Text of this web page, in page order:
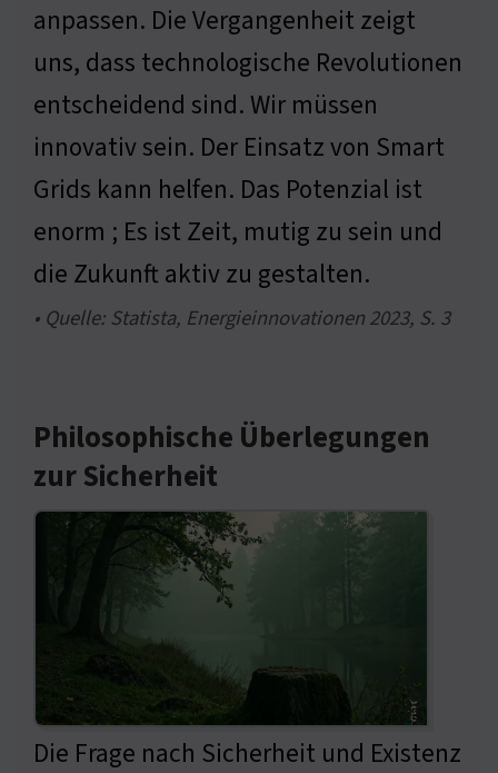
anpassen. Die Vergangenheit zeigt
uns, dass technologische Revolutionen
entscheidend sind. Wir müssen
innovativ sein. Der Einsatz von Smart
Grids kann helfen. Das Potenzial ist
enorm ; Es ist Zeit, mutig zu sein und
die Zukunft aktiv zu gestalten.
• Quelle: Statista, Energieinnovationen 2023, S. 3
Philosophische Überlegungen
zur Sicherheit
Die Frage nach Sicherheit und Existenz